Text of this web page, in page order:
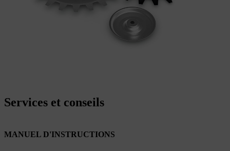
Services et conseils
MANUEL D'INSTRUCTIONS